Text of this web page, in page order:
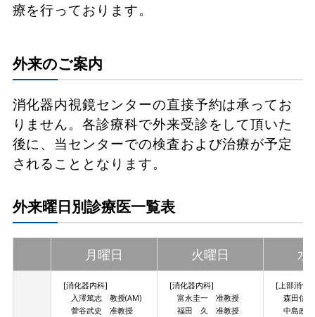
療を行っております。
外来のご案内
消化器内視鏡センターの直接予約は承ってお
りません。各診療科で外来受診をして頂いた
後に、当センターでの検査および治療が予定
されることとなります。
外来曜日別診療医一覧表
月曜日 火曜日 水
[消化器内科]
入澤篤志 教授(AM)
菅谷武史 准教授
[消化器内科]
富永圭一 准教授
福田 久 准教授
[上部消化
森田信
中島政